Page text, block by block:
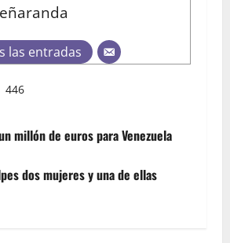
las entradas
446
millón de euros para Venezuela
dos mujeres y una de ellas